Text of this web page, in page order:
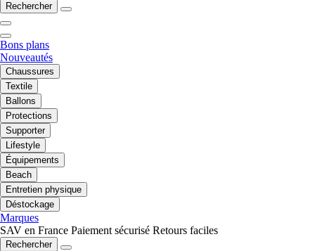
Rechercher
Bons plans
Nouveautés
Chaussures
Textile
Ballons
Protections
Supporter
Lifestyle
Équipements
Beach
Entretien physique
Déstockage
Marques
SAV en France Paiement sécurisé Retours faciles
Rechercher